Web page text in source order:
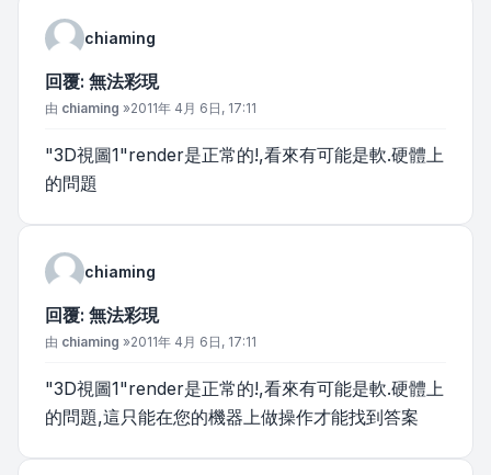
chiaming
回覆: 無法彩現
文章
由 chiaming »2011年 4月 6日, 17:11
"3D視圖1"render是正常的!,看來有可能是軟.硬體上
的問題
chiaming
回覆: 無法彩現
文章
由 chiaming »2011年 4月 6日, 17:11
"3D視圖1"render是正常的!,看來有可能是軟.硬體上
的問題,這只能在您的機器上做操作才能找到答案